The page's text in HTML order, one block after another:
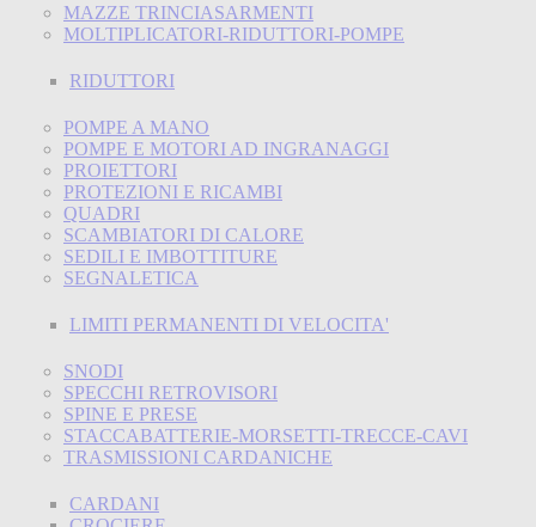
MAZZE TRINCIASARMENTI
MOLTIPLICATORI-RIDUTTORI-POMPE
RIDUTTORI
POMPE A MANO
POMPE E MOTORI AD INGRANAGGI
PROIETTORI
PROTEZIONI E RICAMBI
QUADRI
SCAMBIATORI DI CALORE
SEDILI E IMBOTTITURE
SEGNALETICA
LIMITI PERMANENTI DI VELOCITA'
SNODI
SPECCHI RETROVISORI
SPINE E PRESE
STACCABATTERIE-MORSETTI-TRECCE-CAVI
TRASMISSIONI CARDANICHE
CARDANI